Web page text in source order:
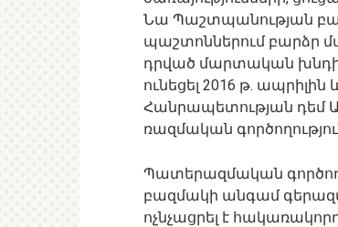
Նա Պաշտպանության
պաշտոններում բարձր
դրված մարտական
ունեցել 2016 թ.
Հանրապետության դեմ
ռազմական
Պատերազմական
բազմակի անգամ
ոչնչացրել է